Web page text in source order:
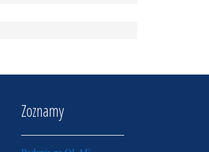
Zoznamy